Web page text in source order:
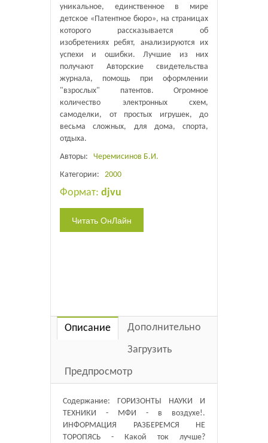
уникальное, единственное в мире
детское «Патентное бюро», на страницах
которого рассказывается об
изобретениях ребят, анализируются их
успехи и ошибки. Лучшие из них
получают Авторские свидетельства
журнала, помощь при оформлении
"взрослых" патентов. Огромное
количество электронных схем,
самоделки, от простых игрушек, до
весьма сложных, для дома, спорта,
отдыха.
Авторы: Черемисинов Б.И.
Категории: 2000
Формат: djvu
Описание
Дополнительно
Загрузить
Предпросмотр
Содержание: ГОРИЗОНТЫ НАУКИ И
ТЕХНИКИ - МФИ - в воздухе!.
ИНФОРМАЦИЯ РАЗБЕРЕМСЯ НЕ
ТОРОПЯСЬ - Какой ток лучше?